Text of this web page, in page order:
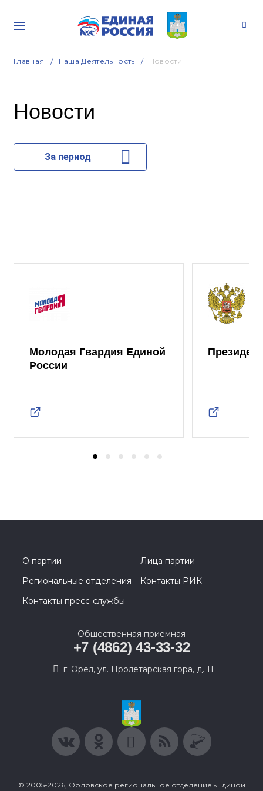
Главная Наша Деятельность Новости
Новости
За период
Молодая Гвардия Единой
России
О партии
Лица партии
Региональные отделения
Контакты РИК
Контакты пресс-службы
Общественная приемная
+7 (4862) 43-33-32
г. Орел, ул. Пролетарская гора, д. 11
© 2005-2026, Орловское региональное отделение «Единой